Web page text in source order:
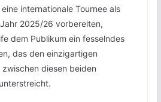
internationale Tournee als
2025/26 vorbereiten,
dem Publikum ein fesselndes
das den einzigartigen
diesen beiden